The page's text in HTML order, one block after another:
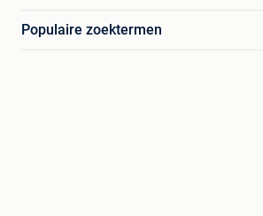
Populaire zoektermen